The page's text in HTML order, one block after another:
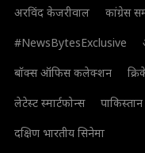
अरविंद केजरीवाल कांग्रेस
#NewsBytesExclusive
बॉक्स ऑफिस कलेक्शन
लेटेस्ट स्मार्टफोन्स
दक्षिण भारतीय सिनेमा